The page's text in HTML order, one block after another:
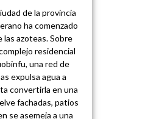
de la provincia
ha comenzado
las azoteas. Sobre
residencial
una red de
expulsa agua a
convertirla en una
fachadas, patios
se asemeja a una